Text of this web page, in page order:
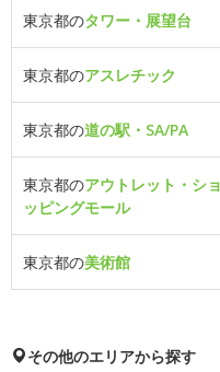
東京都のタワー・展望台
東京都のアスレチック
東京都の道の駅・SA/PA
東京都のアウトレット・ショ
ッピングモール
東京都の美術館
その他のエリアから探す